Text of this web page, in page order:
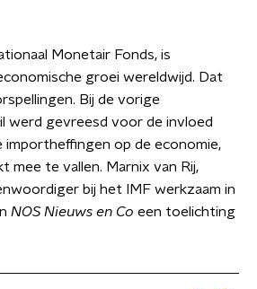
Monetair Fonds, is
groei wereldwijd. Dat
Bij de vorige
werd gevreesd voor de invloed
importheffingen op de economie,
mee te vallen. Marnix van Rij,
bij het IMF werkzaam in
NOS Nieuws en Co een toelichting